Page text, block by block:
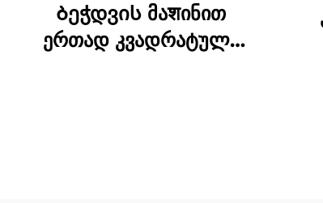
Ბეჭდვის მაशინით
ერთად კვადრატული